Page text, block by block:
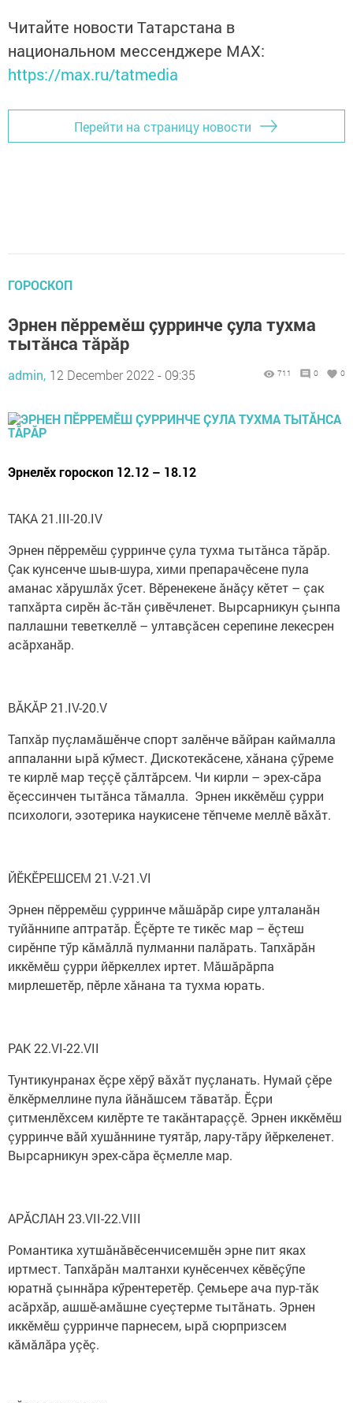
Читайте новости Татарстана в
национальном мессенджере MАХ:
https://max.ru/tatmedia
Перейти на страницу новости
ГОРОСКОП
Эрнен пӗрремӗш çурринче çула тухма
тытăнса тăрăр
admin, 12 December 2022 - 09:35 711 0 0
Эрнелӗх гороскоп 12.12 – 18.12
ТАКА 21.III-20.IV
Эрнен пӗрремӗш çурринче çула тухма тытăнса тăрăр.
Çак кунсенче шыв-шура, хими препарачӗсене пула
аманас хăрушлăх ӳсет. Вӗренекене ăнăçу кӗтет – çак
тапхăрта сирӗн ăс-тăн çивӗчленет. Вырсарникун çынпа
паллашни теветкеллӗ – ултавçăсен серепине лекесрен
асăрханăр.
ВĂКĂР 21.IV-20.V
Тапхăр пуçламăшӗнче спорт залӗнче вăйран каймалла
аппаланни ырă кӳмест. Дискотекăсене, хăнана çӳреме
те кирлӗ мар теççӗ çăлтăрсем. Чи кирли – эрех-сăра
ӗçессинчен тытăнса тăмалла. Эрнен иккӗмӗш çурри
психологи, эзотерика наукисене тӗпчеме меллӗ вăхăт.
ЙӖКӖРЕШСЕМ 21.V-21.VI
Эрнен пӗрремӗш çурринче мăшăрăр сире улталанăн
туйăннипе аптратăр. Ӗçӗрте те тикӗс мар – ӗçтеш
сирӗнпе тӳр кăмăллă пулманни палăрать. Тапхăрăн
иккӗмӗш çурри йӗркеллех иртет. Мăшăрăрпа
мирлешетӗр, пӗрле хăнана та тухма юрать.
РАК 22.VI-22.VII
Тунтикунранах ӗçре хӗрӳ вăхăт пуçланать. Нумай çӗре
ӗлкӗрмеллине пула йăнăшсем тăватăр. Ӗçри
çитменлӗхсем килӗрте те такăнтараççӗ. Эрнен иккӗмӗш
çурринче вăй хушăннине туятăр, лару-тăру йӗркеленет.
Вырсарникун эрех-сăра ӗçмелле мар.
АРĂСЛАН 23.VII-22.VIII
Романтика хутшăнăвӗсенчисемшӗн эрне пит яках
иртмест. Тапхăрăн малтанхи кунӗсенчех кӗвӗçӳпе
юратнă çыннăра кӳрентеретӗр. Çемьере ача пур-тăк
асăрхăр, ашшӗ-амăшне суеçтерме тытăнать. Эрнен
иккӗмӗш çурринче парнесем, ырă сюрпризсем
кăмăлăра уçӗç.